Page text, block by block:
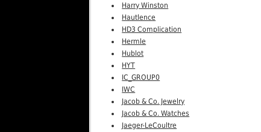
Harry Winston
Hautlence
HD3 Complication
Hermle
Hublot
HYT
IC_GROUP0
IWC
Jacob & Co. Jewelry
Jacob & Co. Watches
Jaeger-LeCoultre